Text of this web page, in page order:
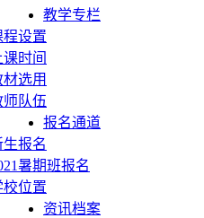
教学专栏
程设置
课时间
材选用
师队伍
报名通道
生报名
暑期班报名
校位置
资讯档案